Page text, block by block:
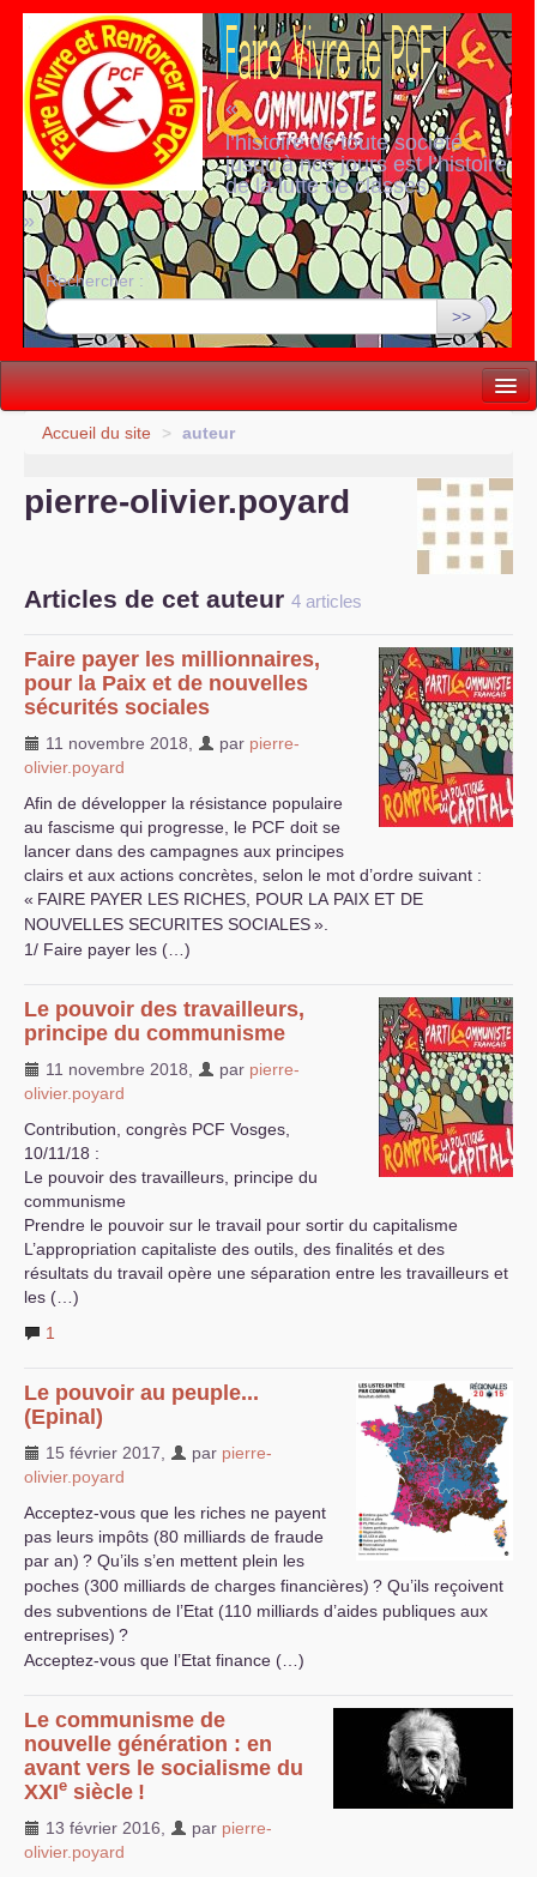
«
l’histoire de toute société
jusqu’à nos jours est l’histoire
de la lutte de classes
»
Rechercher :
>>
Vie politique
Internationale
Vie du site
Accueil du site > auteur
pierre-olivier.poyard
Articles de cet auteur 4 articles
Faire payer les millionnaires,
pour la Paix et de nouvelles
sécurités sociales
11 novembre 2018 par pierre-
olivier.poyard
Afin de développer la résistance populaire
au fascisme qui progresse, le PCF doit se
lancer dans des campagnes aux principes
clairs et aux actions concrètes, selon le mot d’ordre suivant :
« FAIRE PAYER LES RICHES POUR LA PAIX ET DE
NOUVELLES SECURITES SOCIALES».
1/ Faire payer les (…)
Le pouvoir des travailleurs,
principe du communisme
11 novembre 2018 par pierre-
olivier.poyard
Contribution, congrès PCF Vosges,
10/11/18 :
Le pouvoir des travailleurs, principe du
communisme
Prendre le pouvoir sur le travail pour sortir du capitalisme
L’appropriation capitaliste des outils, des finalités et des
résultats du travail opère une séparation entre les travailleurs et
les (…)
1
Le pouvoir au peuple...
(Epinal)
15 février 2017 par pierre-
olivier.poyard
Acceptez-vous que les riches ne payent
pas leurs impôts (80 milliards de fraude
par an) ? Qu’ils s’en mettent plein les
poches (300 milliards de charges financières) ? Qu’ils reçoivent
des subventions de l’Etat (110 milliards d’aides publiques aux
entreprises) ?
Acceptez-vous que l’Etat finance (…)
Le communisme de
nouvelle génération : en
avant vers le socialisme du
XXIe siècle !
13 février 2016 par pierre-
olivier.poyard